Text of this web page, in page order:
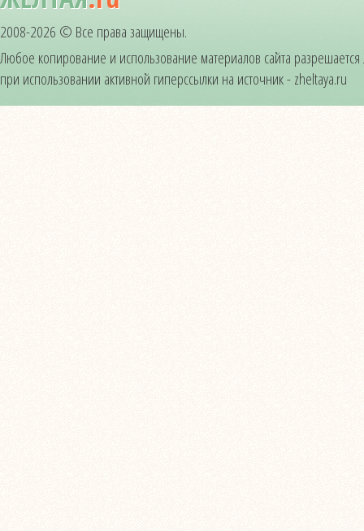
2008-2026 © Все права защищены.
Любое копирование и использование материалов сайта
при использовании активной гиперссылки на источник - zheltaya.ru